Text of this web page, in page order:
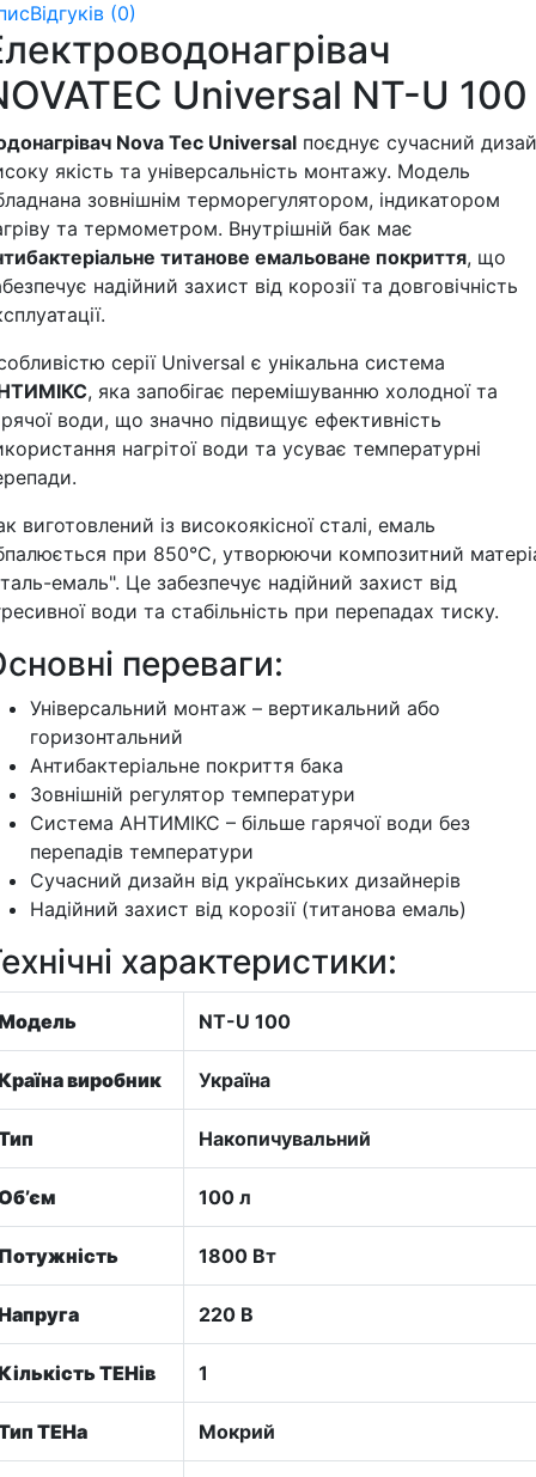
Відгуків (0)
Universal NT-U 100
Nova Tec Universal поєднує сучасний
якість та універсальність монтажу. Модель
зовнішнім терморегулятором, індикатором
та термометром. Внутрішній бак має
титанове емальоване покриття, що
надійний захист від корозії та довговічність
серії Universal є унікальна система
, яка запобігає перемішуванню холодної та
води, що значно підвищує ефективність
нагрітої води та усуває температурні
виготовлений із високоякісної сталі, емаль
при 850°С, утворюючи композитний
емаль". Це забезпечує надійний захист від
води та стабільність при перепадах тиску.
переваги:
Універсальний монтаж – вертикальний або
горизонтальний
Антибактеріальне покриття бака
Зовнішній регулятор температури
Система АНТИМІКС – більше гарячої води без
перепадів температури
Сучасний дизайн від українських дизайнерів
Надійний захист від корозії (титанова емаль)
характеристики:
NT-U 100
виробник Україна
Накопичувальний
100 л
1800 Вт
220 В
ТЕНів 1
ТЕНа Мокрий